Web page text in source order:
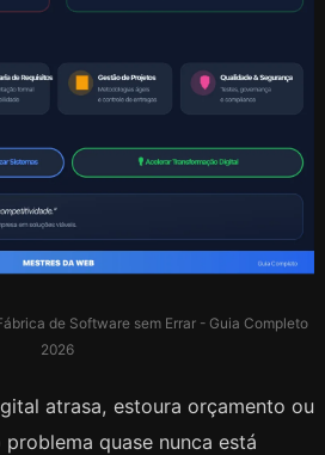
de Software sem Errar - Guia Completo
2026
atrasa, estoura orçamento ou
quase nunca está